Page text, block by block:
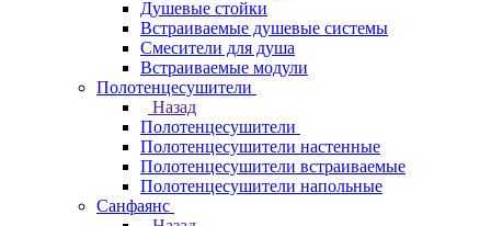
Душевые стойки
Встраиваемые душевые системы
Смесители для душа
Встраиваемые модули
Полотенцесушители
Назад
Полотенцесушители
Полотенцесушители настенные
Полотенцесушители встраиваемые
Полотенцесушители напольные
Санфаянс